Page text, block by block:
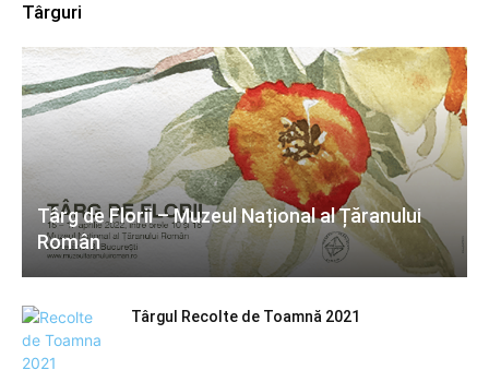
Târguri
Târg de Florii – Muzeul Național al Țăranului
Român
Târgul Recolte de Toamnă 2021